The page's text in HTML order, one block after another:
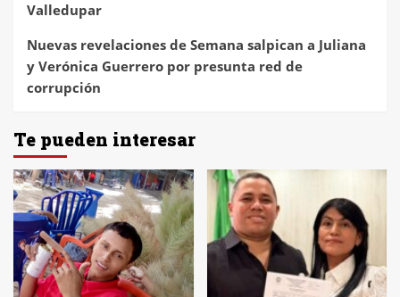
Valledupar
Nuevas revelaciones de Semana salpican a Juliana
y Verónica Guerrero por presunta red de
corrupción
Te pueden interesar